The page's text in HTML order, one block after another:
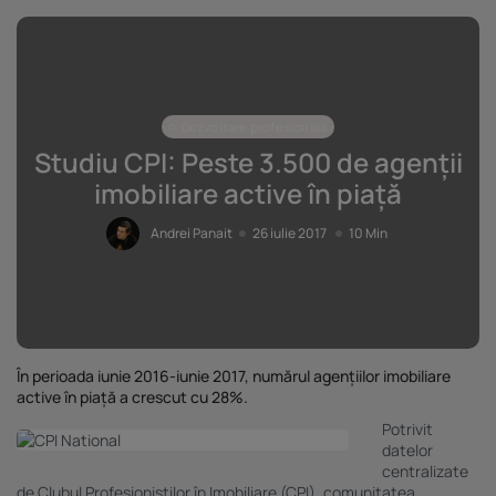
Studiu CPI: Peste 3.500 de agenții
imobiliare active în piață
Andrei Panait 26 iulie 2017 10 Min
În perioada iunie 2016-iunie 2017, numărul agențiilor imobiliare
active în piață a crescut cu 28%.
Potrivit
datelor
centralizate